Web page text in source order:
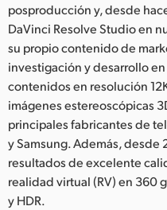
Poland
Portugal
Singapore
South Africa
España
Sweden
posproducción y, desde
DaVinci Resolve Studio en
su propio contenido de
investigación y desarrollo
contenidos en resolución
imágenes estereoscópicas
principales fabricantes de
y Samsung. Además,
resultados de excelente
realidad virtual (RV) en 360
y HDR.